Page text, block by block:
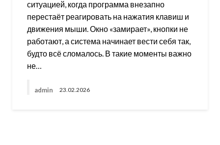
ситуацией, когда программа внезапно
перестаёт реагировать на нажатия клавиш и
движения мыши. Окно «замирает», кнопки не
работают, а система начинает вести себя так,
будто всё сломалось. В такие моменты важно
не…
admin 23.02.2026